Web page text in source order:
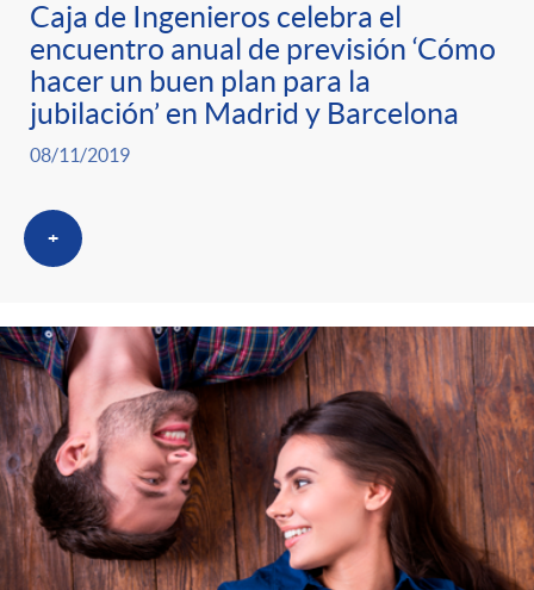
o
r
i
a
s
Caja de Ingenieros celebra el
encuentro anual de previsión ‘Cómo
hacer un buen plan para la
jubilación’ en Madrid y Barcelona
08/11/2019
+